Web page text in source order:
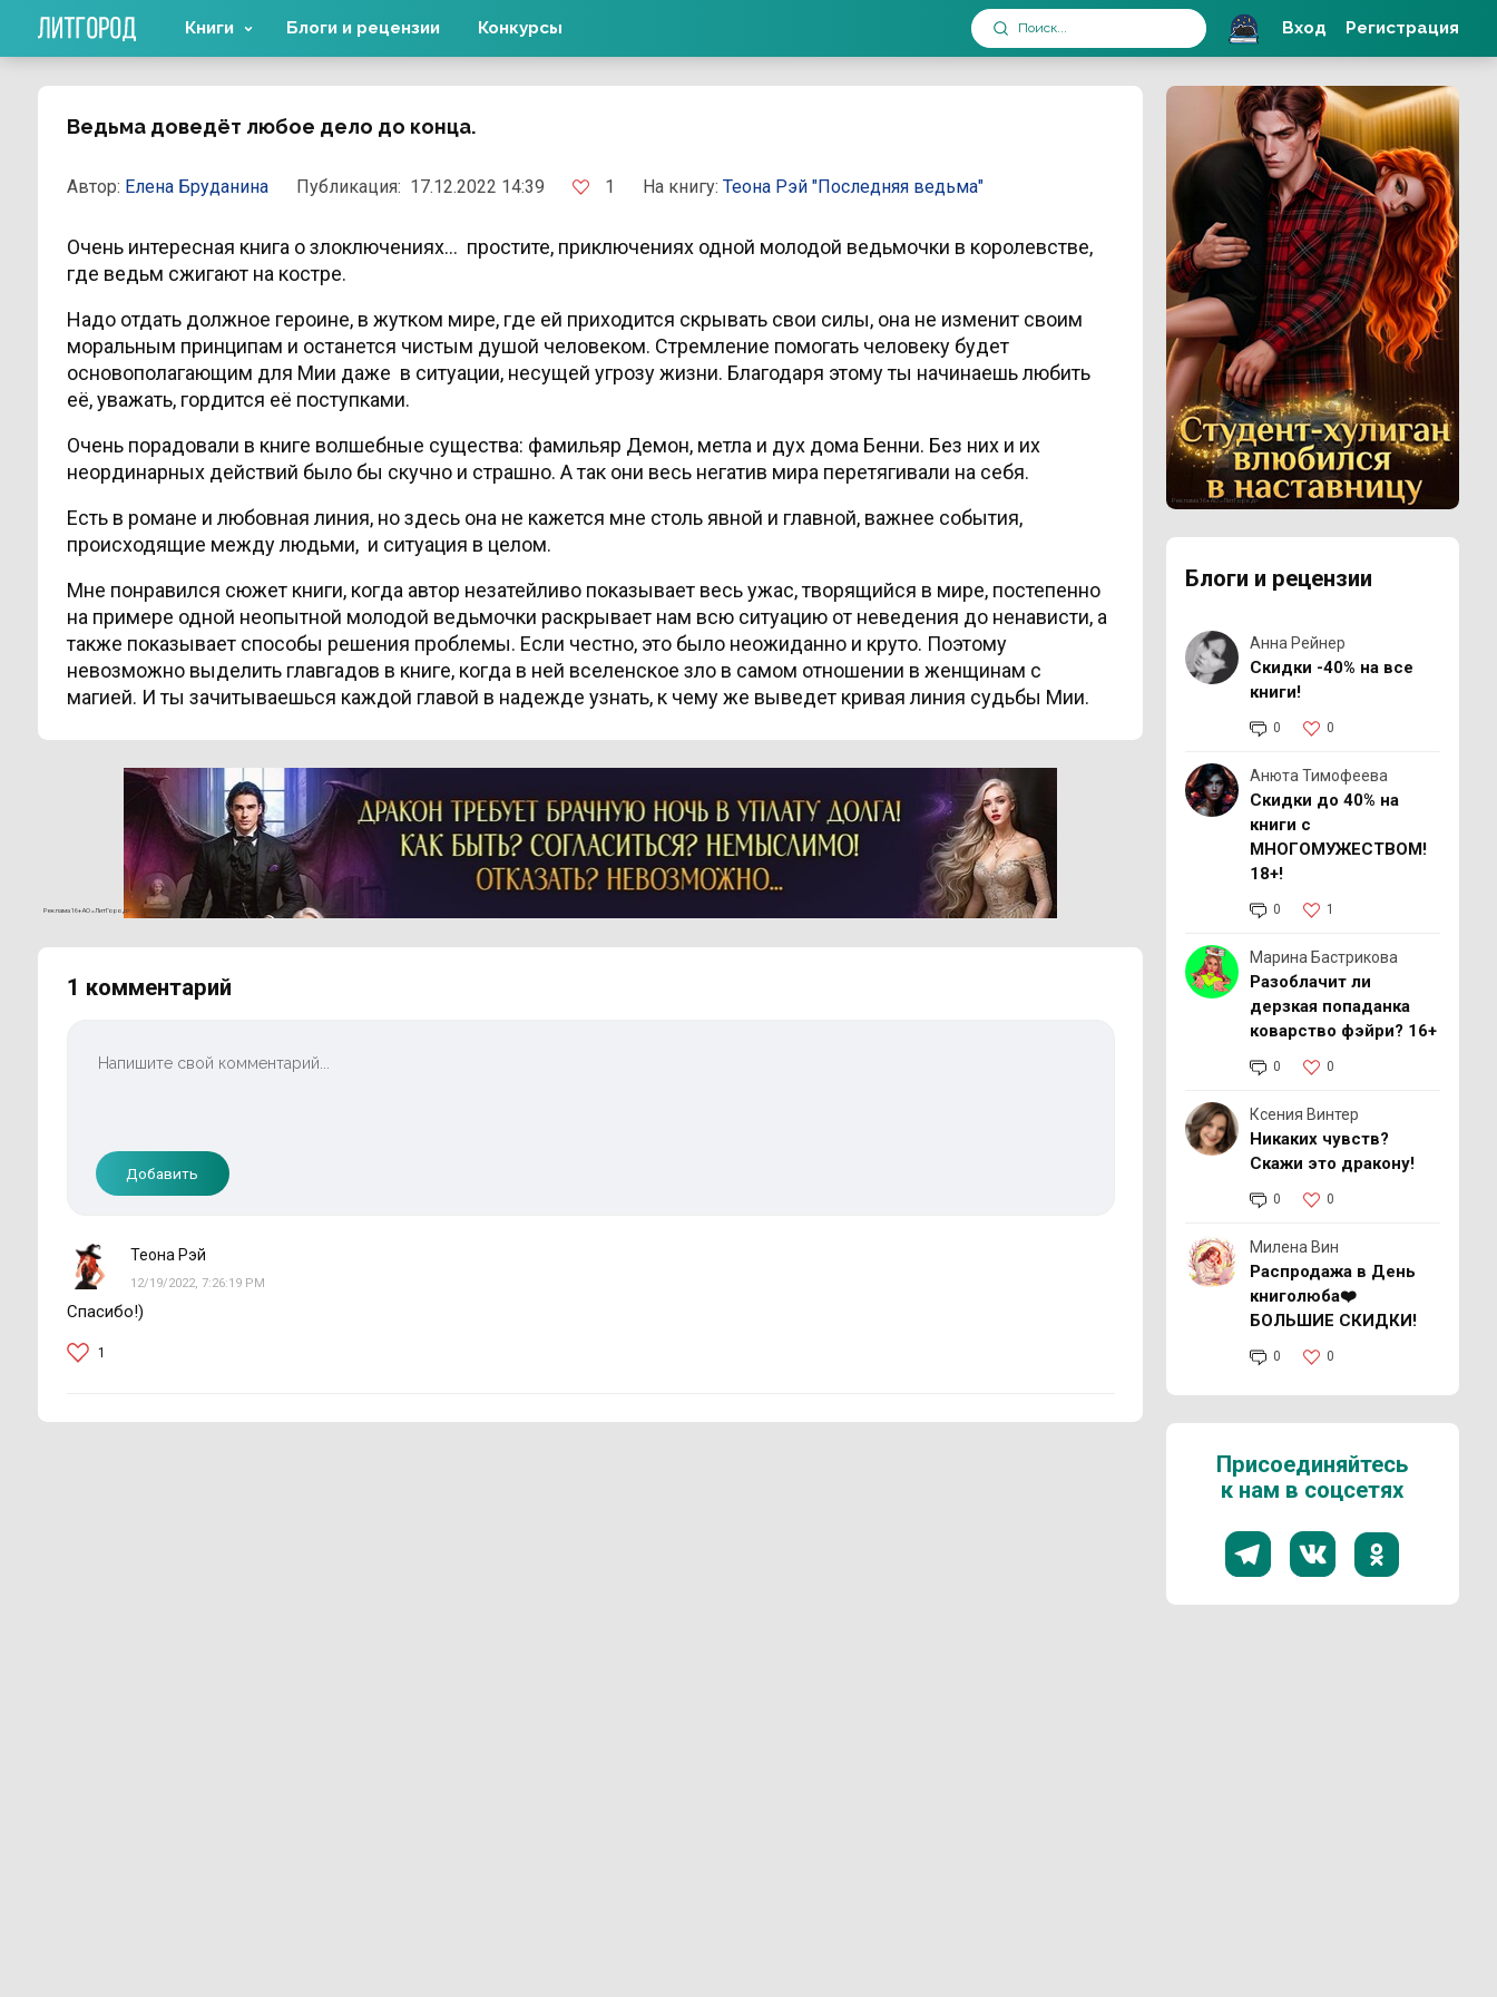
Ведьма доведёт любое дело до конца.
Автор: Елена Бруданина Публикация: 17.12.2022 14:39 1 На книгу: Теона Рэй "Последняя ведьма"
Очень интересная книга о злоключениях… простите, приключениях одной молодой ведьмочки в королевстве,
где ведьм сжигают на костре.
Надо отдать должное героине, в жутком мире, где ей приходится скрывать свои силы, она не изменит своим
моральным принципам и останется чистым душой человеком. Стремление помогать человеку будет
основополагающим для Мии даже в ситуации, несущей угрозу жизни. Благодаря этому ты начинаешь любить
её, уважать, гордится её поступками.
Очень порадовали в книге волшебные существа: фамильяр Демон, метла и дух дома Бенни. Без них и их
неординарных действий было бы скучно и страшно. А так они весь негатив мира перетягивали на себя.
Есть в романе и любовная линия, но здесь она не кажется мне столь явной и главной, важнее события,
происходящие между людьми, и ситуация в целом.
Мне понравился сюжет книги, когда автор незатейливо показывает весь ужас, творящийся в мире, постепенно
на примере одной неопытной молодой ведьмочки раскрывает нам всю ситуацию от неведения до ненависти, а
также показывает способы решения проблемы. Если честно, это было неожиданно и круто. Поэтому
невозможно выделить главгадов в книге, когда в ней вселенское зло в самом отношении в женщинам с
магией. И ты зачитываешься каждой главой в надежде узнать, к чему же выведет кривая линия судьбы Мии.
Реклама 16+ АО «ЛитГород»
1 комментарий
Добавить
Теона Рэй
12/19/2022, 7:26:19 PM
Спасибо!)
1
Блоги и рецензии
Анна Рейнер
Скидки -40% на все
книги!
0 0
Анюта Тимофеева
Скидки до 40% на
книги с
МНОГОМУЖЕСТВОМ!
18+!
0 1
Марина Бастрикова
Разоблачит ли
дерзкая попаданка
коварство фэйри? 16+
0 0
Ксения Винтер
Никаких чувств?
Скажи это дракону!
0 0
Милена Вин
Распродажа в День
книголюба❤️
БОЛЬШИЕ СКИДКИ!
0 0
Присоединяйтесь
к нам в соцсетях
Реклама 16+ АО «ЛитГород»
Книги Блоги и рецензии Конкурсы Вход Регистрация